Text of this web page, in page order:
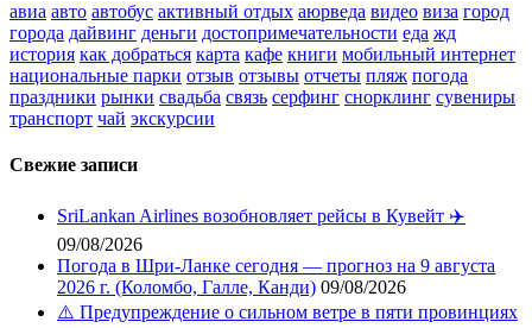
авиа авто автобус активный отдых аюрведа видео виза город
города дайвинг деньги достопримечательности еда жд
история как добраться карта кафе книги мобильный интернет
национальные парки отзыв отзывы отчеты пляж погода
праздники рынки свадьба связь серфинг снорклинг сувениры
транспорт чай экскурсии
Свежие записи
SriLankan Airlines возобновляет рейсы в Кувейт ✈️
09/08/2026
Погода в Шри-Ланке сегодня — прогноз на 9 августа
2026 г. (Коломбо, Галле, Канди) 09/08/2026
⚠️ Предупреждение о сильном ветре в пяти провинциях